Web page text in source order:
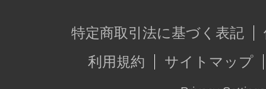
特定商取引法に基づく表記
利用規約
サイトマップ